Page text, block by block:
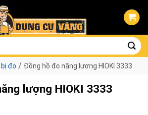
đo / Đồng hồ đo năng lượng HIOKI 3333
lượng HIOKI 3333